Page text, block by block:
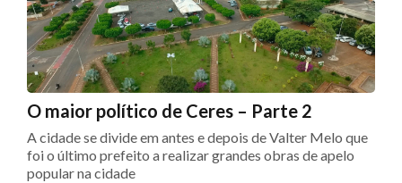
O maior político de Ceres – Parte 2
A cidade se divide em antes e depois de Valter Melo que
foi o último prefeito a realizar grandes obras de apelo
popular na cidade